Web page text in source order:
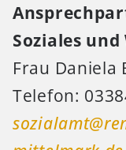
Soziales und
Frau Daniela
Telefon: